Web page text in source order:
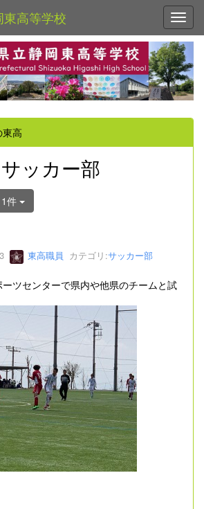
高等学校
高
ッカー部
1件
東高職員 カテゴリ:サッカー部
ツセンターで県内や他県のチームと試